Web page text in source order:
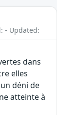
- Updated:
dans
elles
déni de
atteinte à